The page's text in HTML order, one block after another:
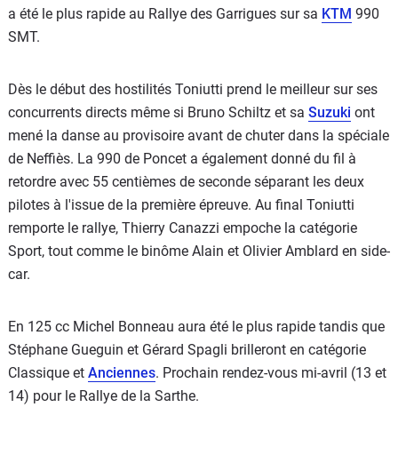
a été le plus rapide au Rallye des Garrigues sur sa KTM 990
SMT.
Dès le début des hostilités Toniutti prend le meilleur sur ses
concurrents directs même si Bruno Schiltz et sa Suzuki ont
mené la danse au provisoire avant de chuter dans la spéciale
de Neffiès. La 990 de Poncet a également donné du fil à
retordre avec 55 centièmes de seconde séparant les deux
pilotes à l'issue de la première épreuve. Au final Toniutti
remporte le rallye, Thierry Canazzi empoche la catégorie
Sport, tout comme le binôme Alain et Olivier Amblard en side-
car.
En 125 cc Michel Bonneau aura été le plus rapide tandis que
Stéphane Gueguin et Gérard Spagli brilleront en catégorie
Classique et Anciennes. Prochain rendez-vous mi-avril (13 et
14) pour le Rallye de la Sarthe.